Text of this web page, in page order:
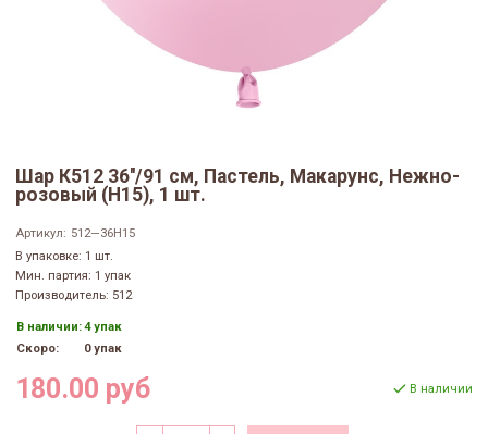
Шар К512 36''/91 см, Пастель, Макарунс, Нежно-
розовый (H15), 1 шт.
Артикул: 512—36H15
В упаковке: 1 шт.
Мин. партия: 1 упак
Производитель: 512
В наличии:4 упак
Скоро:
0 упак
180.00 руб В наличии